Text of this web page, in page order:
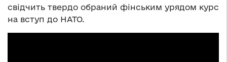
свідчить твердо обраний фінським урядом курс
на вступ до НАТО.